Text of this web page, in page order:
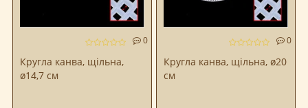
0
Кругла канва, щільна,
ø14,7 см
0
Кругла канва, щільна, ø20
см